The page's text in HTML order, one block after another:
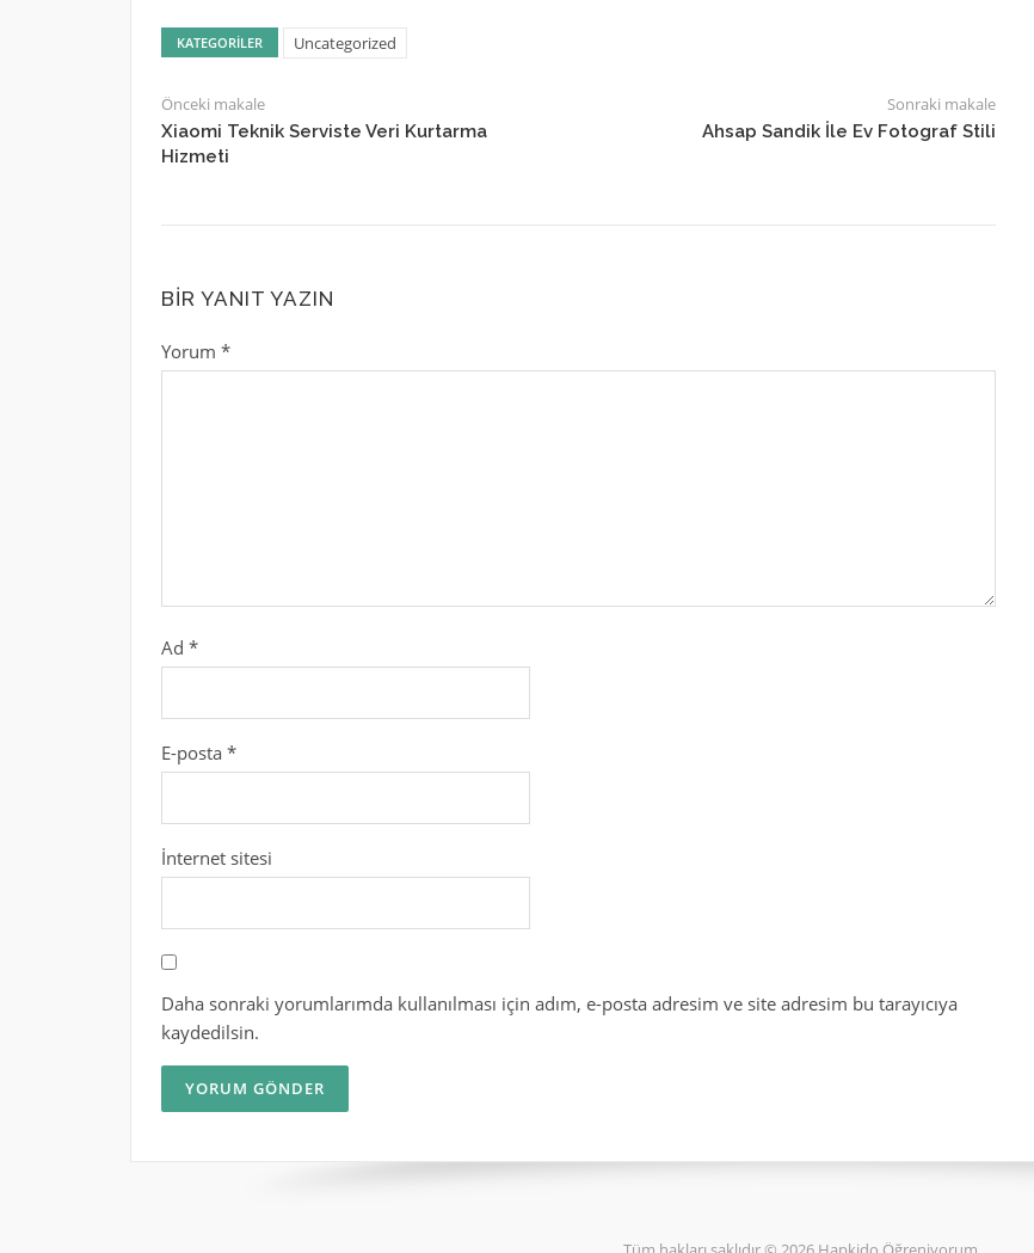
KATEGORILER Uncategorized
Önceki makale
Xiaomi Teknik Serviste Veri Kurtarma
Hizmeti
Sonraki makale
Ahsap Sandik İle Ev Fotograf Stili
BIR YANIT YAZIN
Yorum *
Ad *
E-posta *
İnternet sitesi
Daha sonraki yorumlarımda kullanılması için adım, e-posta adresim ve site adresim bu tarayıcıya
kaydedilsin.